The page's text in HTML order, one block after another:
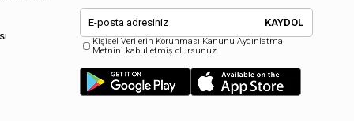
KAYDOL
Kişisel Verilerin Korunması Kanunu Aydınlatma
Metnini kabul etmiş olursunuz.